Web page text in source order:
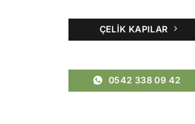
ÇELIK KAPILAR
0542 338 09 42